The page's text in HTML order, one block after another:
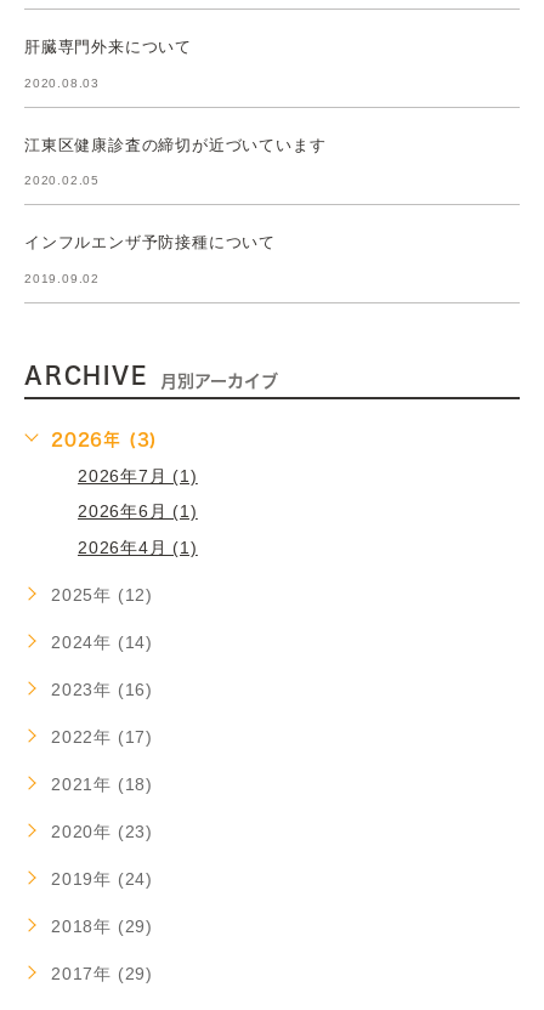
肝臓専門外来について
2020.08.03
江東区健康診査の締切が近づいています
2020.02.05
インフルエンザ予防接種について
2019.09.02
ARCHIVE 月別アーカイブ
2026年 (3)
2026年7月 (1)
2026年6月 (1)
2026年4月 (1)
2025年 (12)
2024年 (14)
2023年 (16)
2022年 (17)
2021年 (18)
2020年 (23)
2019年 (24)
2018年 (29)
2017年 (29)